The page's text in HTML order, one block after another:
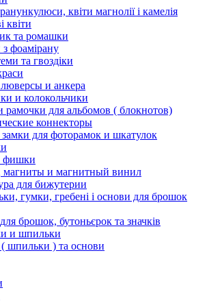
квіти магнолії і камелія
квіти
та ромашки
фоамірану
та гвоздіки
и анкера
и колокольчики
рамочки для альбомов ( блокнотов)
коннекторы
для фоторамок и шкатулок
фишки
магниты и магнитный винил
для бижутерии
гумки, гребені і основи для брошок
брошок, бутоньєрок та значків
и шпильки
( шпильки ) та основи